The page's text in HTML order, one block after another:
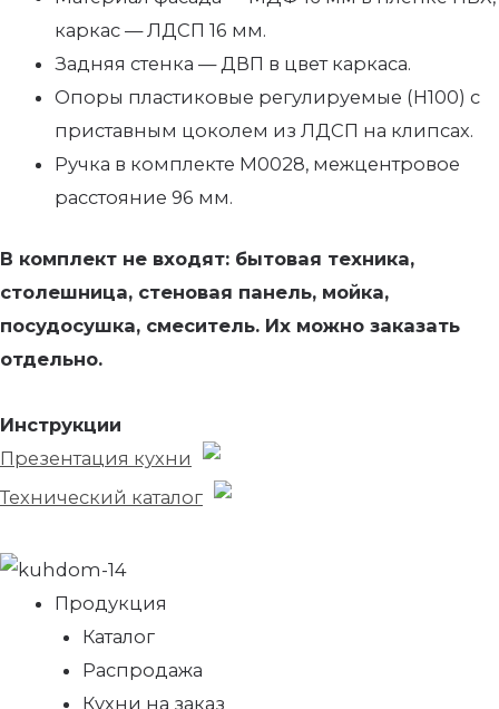
каркас — ЛДСП 16 мм.
Задняя стенка — ДВП в цвет каркаса.
Опоры пластиковые регулируемые (Н100) с
приставным цоколем из ЛДСП на клипсах.
Ручка в комплекте М0028, межцентровое
расстояние 96 мм.
В комплект не входят: бытовая техника,
столешница, стеновая панель, мойка,
посудосушка, смеситель. Их можно заказать
отдельно.
Инструкции
Презентация кухни
Технический каталог
Продукция
Каталог
Распродажа
Кухни на заказ